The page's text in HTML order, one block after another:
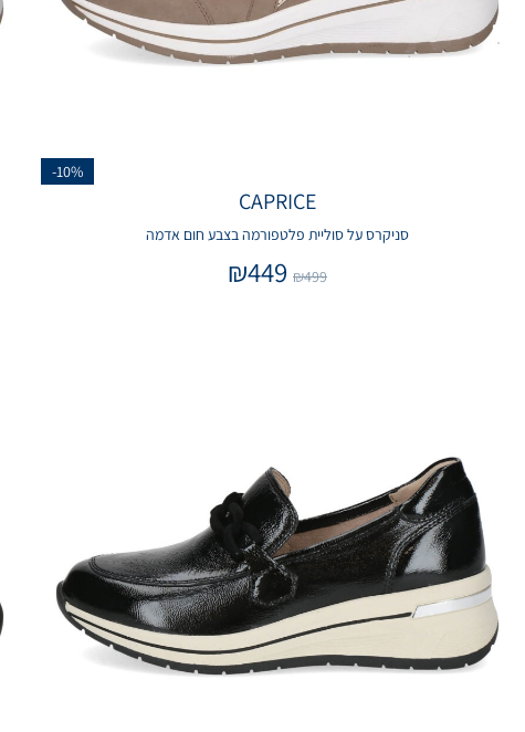
-10%
CAPRICE
סניקרס על סוליית פלטפורמה בצבע חום אדמה
₪499
₪449